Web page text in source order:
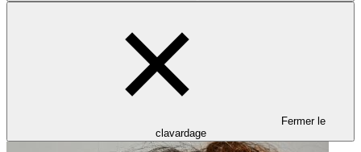
Fermer le
clavardage